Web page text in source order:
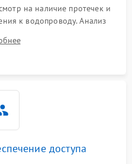
на наличие протечек и
к водопроводу. Анализ
нагрева, вращения
системы защиты
доступа